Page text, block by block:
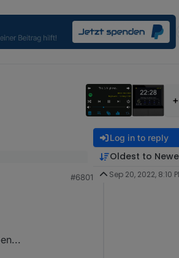
#6801
Log in to reply
Oldest to
Sep 20, 2022, 8:10